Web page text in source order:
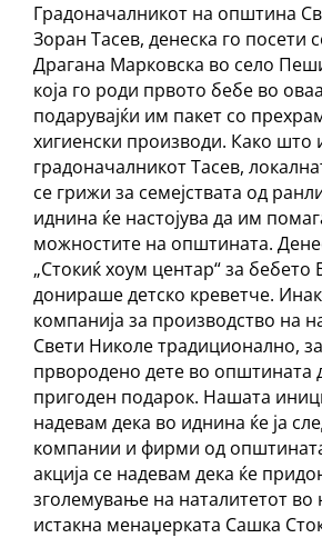
Градоначалникот на општина
Зоран Тасев, денеска го посети
Драгана Марковска во село
која го роди првото бебе во
подарувајќи им пакет со
хигиенски производи. Како што
градоначалникот Тасев,
се грижи за семејствата од
иднина ќе настојува да им
можностите на општината.
„Стокиќ хоум центар“ за бебето
донираше детско креветче.
компанија за производство на
Свети Николе традиционално,
првородено дете во општината
пригоден подарок. Нашата
надевам дека во иднина ќе ја
компании и фирми од
акција се надевам дека ќе
зголемување на наталитетот во
истакна менаџерката Сашка